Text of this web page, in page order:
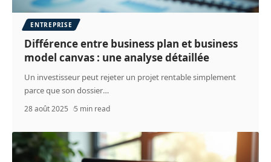
ENTREPRISE
Différence entre business plan et business
model canvas : une analyse détaillée
Un investisseur peut rejeter un projet rentable simplement
parce que son dossier…
28 août 2025 5 min read